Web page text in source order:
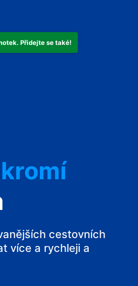
Přidejte se také!
cestovních
více a rychleji a